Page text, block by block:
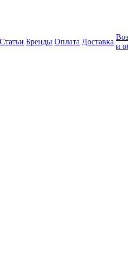
Статьи Бренды Оплата Доставка
и